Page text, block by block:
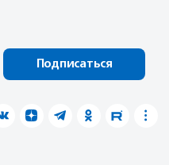
Подписаться